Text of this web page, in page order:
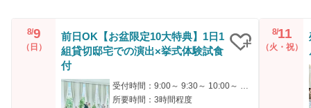
8/9
（日）
前日OK【お盆限定10大特典】1日1
組貸切邸宅での演出×挙式体験試食
付
受付時間：9:00～ 9:30～ 10:00～ 14:30～ 18:00～
所要時間：3時間程度
8/11
（火・祝）